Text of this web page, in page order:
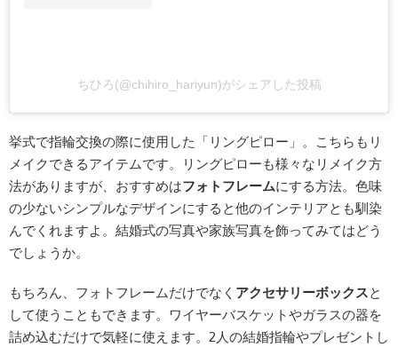
ちひろ(@chihiro_hariyun)がシェアした投稿
挙式で指輪交換の際に使用した「リングピロー」。こちらもリ
メイクできるアイテムです。リングピローも様々なリメイク方
法がありますが、おすすめはフォトフレームにする方法。色味
の少ないシンプルなデザインにすると他のインテリアとも馴染
んでくれますよ。結婚式の写真や家族写真を飾ってみてはどう
でしょうか。
もちろん、フォトフレームだけでなく アクセサリーボックスと
して使うこともできます。ワイヤーバスケットやガラスの器を
詰め込むだけで気軽に使えます。2人の結婚指輪やプレゼントし